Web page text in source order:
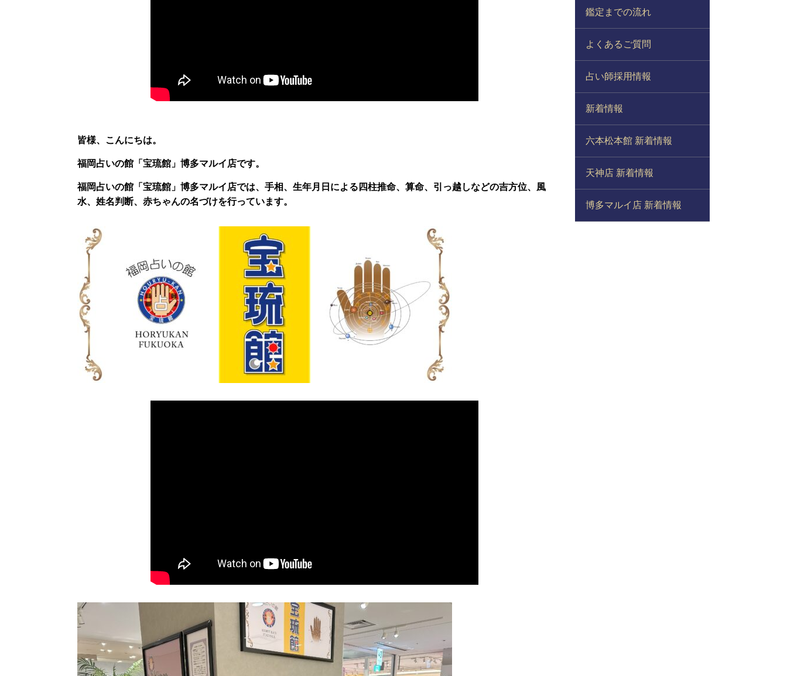
皆様、こんにちは。
福岡占いの館「宝琉館」博多マルイ店です。
福岡占いの館「宝琉館」博多マルイ店では、手相、生年月日による四柱推命、算命、引っ越しなどの吉方位、風
水、姓名判断、赤ちゃんの名づけを行っています。
鑑定までの流れ
よくあるご質問
占い師採用情報
新着情報
六本松本館 新着情報
天神店 新着情報
博多マルイ店 新着情報